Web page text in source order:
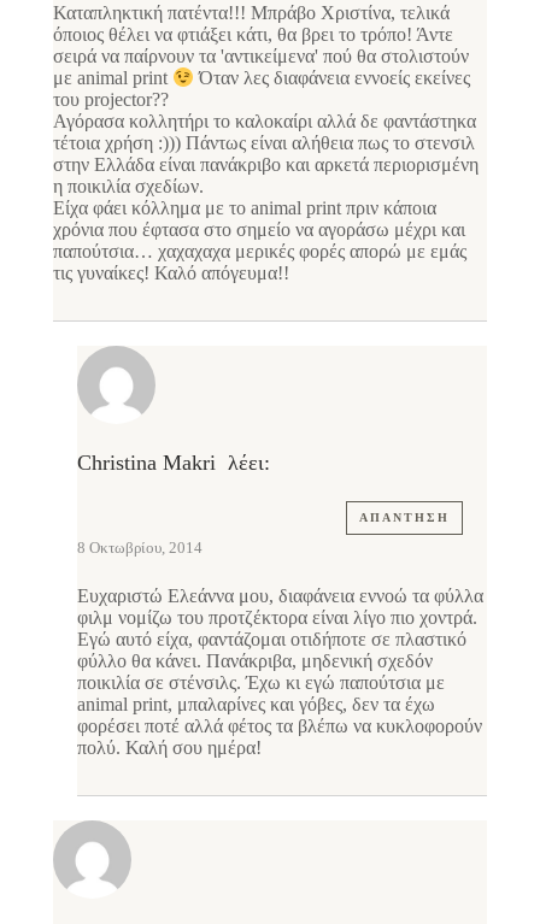
Καταπληκτική πατέντα!!! Μπράβο Χριστίνα, τελικά
όποιος θέλει να φτιάξει κάτι, θα βρει το τρόπο! Άντε
σειρά να παίρνουν τα 'αντικείμενα' πού θα στολιστούν
με animal print
Όταν λες διαφάνεια εννοείς εκείνες
του projector??
Αγόρασα κολλητήρι το καλοκαίρι αλλά δε φαντάστηκα
τέτοια χρήση :))) Πάντως είναι αλήθεια πως το στενσιλ
στην Ελλάδα είναι πανάκριβο και αρκετά περιορισμένη
η ποικιλία σχεδίων.
Είχα φάει κόλλημα με το animal print πριν κάποια
χρόνια που έφτασα στο σημείο να αγοράσω μέχρι και
παπούτσια… χαχαχαχα μερικές φορές απορώ με εμάς
τις γυναίκες! Καλό απόγευμα!!
Christina Makri λέει:
ΑΠΆΝΤΗΣΗ
8 Οκτωβρίου, 2014
Ευχαριστώ Ελεάννα μου, διαφάνεια εννοώ τα φύλλα
φιλμ νομίζω του προτζέκτορα είναι λίγο πιο χοντρά.
Εγώ αυτό είχα, φαντάζομαι οτιδήποτε σε πλαστικό
φύλλο θα κάνει. Πανάκριβα, μηδενική σχεδόν
ποικιλία σε στένσιλς. Έχω κι εγώ παπούτσια με
animal print, μπαλαρίνες και γόβες, δεν τα έχω
φορέσει ποτέ αλλά φέτος τα βλέπω να κυκλοφορούν
πολύ. Καλή σου ημέρα!